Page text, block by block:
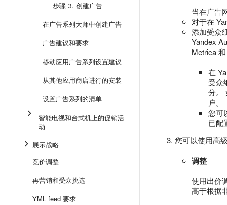
步骤 3. 创建广告
在广告系列大师中创建广告
广告建议和要求
移动应用广告系列设置建议
从其他应用商店进行的安装
设置广告系列的清单
智能电视和台式机上的促销活
动
展示战略
竞价调整
再营销和受众挑选
YML feed 要求
当在广告
对于在
添加受众
Yandex
Metrica
在
受众
分。
户。
您可
已配
您可以使用高
调整
使用出价
高于根据